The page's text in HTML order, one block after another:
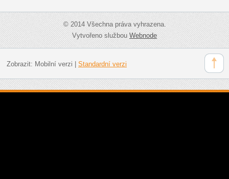
© 2014 Všechna práva vyhrazena.
Vytvořeno službouWebnode
Zobrazit: Mobilní verzi Standardní verzi